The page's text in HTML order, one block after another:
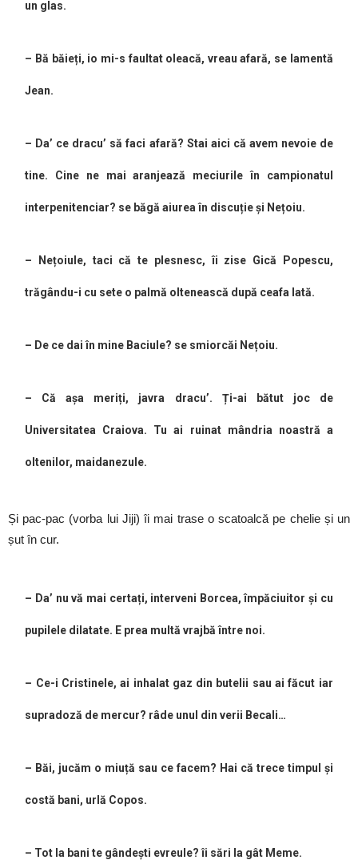
un glas.
– Bă băieți, io mi-s faultat oleacă, vreau afară, se lamentă
Jean.
– Da’ ce dracu’ să faci afară? Stai aici că avem nevoie de
tine. Cine ne mai aranjează meciurile în campionatul
interpenitenciar? se băgă aiurea în discuție și Nețoiu.
– Nețoiule, taci că te plesnesc, îi zise Gică Popescu,
trăgându-i cu sete o palmă oltenească după ceafa lată.
– De ce dai în mine Baciule? se smiorcăi Nețoiu.
– Că așa meriți, javra dracu’. Ți-ai bătut joc de
Universitatea Craiova. Tu ai ruinat mândria noastră a
oltenilor, maidanezule.
Și pac-pac (vorba lui Jiji) îi mai trase o scatoalcă pe chelie și un
șut în cur.
– Da’ nu vă mai certați, interveni Borcea, împăciuitor și cu
pupilele dilatate. E prea multă vrajbă între noi.
– Ce-i Cristinele, ai inhalat gaz din butelii sau ai făcut iar
supradoză de mercur? râde unul din verii Becali…
– Băi, jucăm o miuță sau ce facem? Hai că trece timpul și
costă bani, urlă Copos.
– Tot la bani te gândești evreule? îi sări la gât Meme.